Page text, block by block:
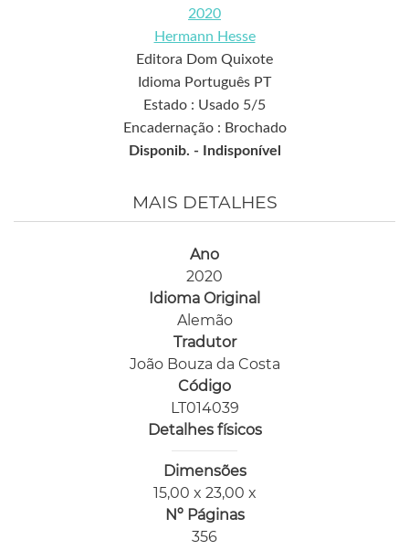
2020
Hermann Hesse
Editora Dom Quixote
Idioma Português PT
Estado : Usado 5/5
Encadernação : Brochado
Disponib. -
Indisponível
MAIS DETALHES
Ano
2020
Idioma Original
Alemão
Tradutor
João Bouza da Costa
Código
LT014039
Detalhes físicos
Dimensões
15,00 x 23,00 x
Nº Páginas
356